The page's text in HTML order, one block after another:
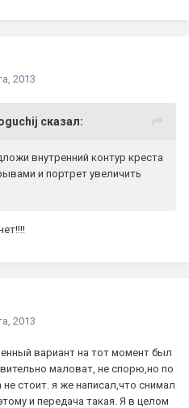
2013
сказал:
внутренний контур креста
и портрет увеличить
2013
вариант на тот момент был
маловат, не спорю,но по
стоит. я же написал,что снимал
и передача такая. Я в целом